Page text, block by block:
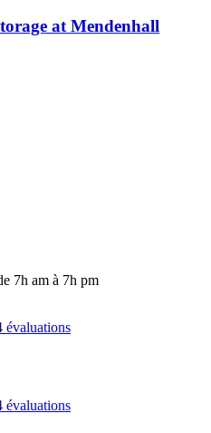
at Mendenhall
7h am à 7h pm
évaluations
évaluations